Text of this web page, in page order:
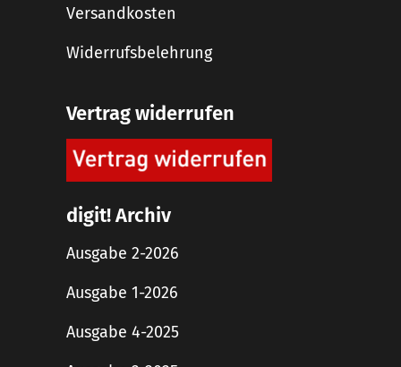
Versandkosten
Widerrufsbelehrung
Vertrag widerrufen
digit! Archiv
Ausgabe 2-2026
Ausgabe 1-2026
Ausgabe 4-2025